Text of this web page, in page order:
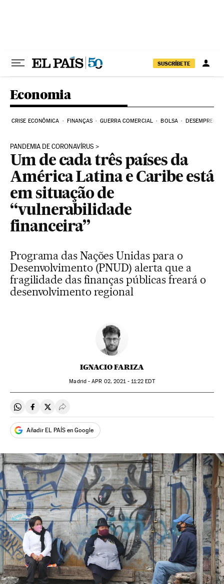
SUSCRÍBETE
Economia
CRISE ECONÔMICA FINANÇAS GUERRA COMERCIAL BOLSA DESEMPREGO
PANDEMIA DE CORONAVÍRUS
Um de cada três países da
América Latina e Caribe está
em situação de
“vulnerabilidade
financeira”
Programa das Nações Unidas para o
Desenvolvimento (PNUD) alerta que a
fragilidade das finanças públicas freará o
desenvolvimento regional
IGNACIO FARIZA
Madrid -APR 02, 2021 - 11:22 EDT
Compartir en Whatsapp
Compartir en Facebook
Compartir en Twitter
Desplegar Redes Sociales
Añadir EL PAÍS en Google